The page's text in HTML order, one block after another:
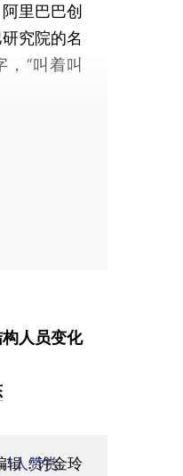
里巴巴创
究院的名
“叫着叫
人员变化
辑：许金玲
1人赞赏